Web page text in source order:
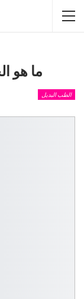
ما هو
الطب البديل